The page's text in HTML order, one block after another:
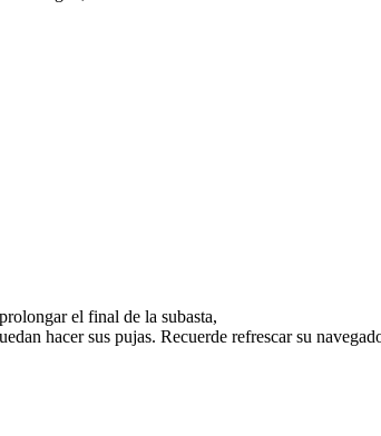
el final de la subasta,
hacer sus pujas. Recuerde refrescar su